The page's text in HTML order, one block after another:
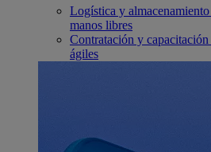
Logística y almacenamiento
manos libres
Contratación y capacitación
ágiles